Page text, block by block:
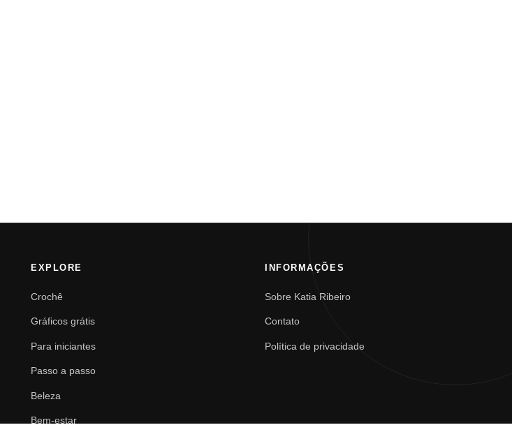
EXPLORE
Crochê
Gráficos grátis
Para iniciantes
Passo a passo
Beleza
Bem-estar
INFORMAÇÕES
Sobre Katia Ribeiro
Contato
Política de privacidade